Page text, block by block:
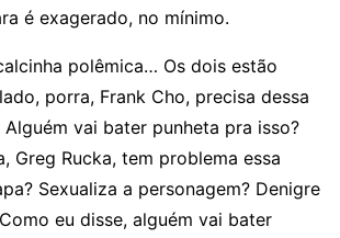
é exagerado, no mínimo.
polêmica… Os dois estão
porra, Frank Cho, precisa dessa
Alguém vai bater punheta pra isso?
Greg Rucka, tem problema essa
Sexualiza a personagem? Denigre
eu disse, alguém vai bater